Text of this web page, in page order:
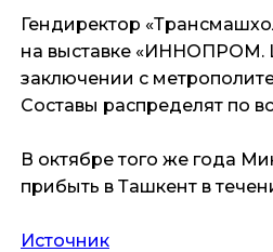
Гендиректор
на выставке «ИННОПРОМ.
заключении с
Составы распределят по
В октябре того же года
прибыть в Ташкент в
Источник